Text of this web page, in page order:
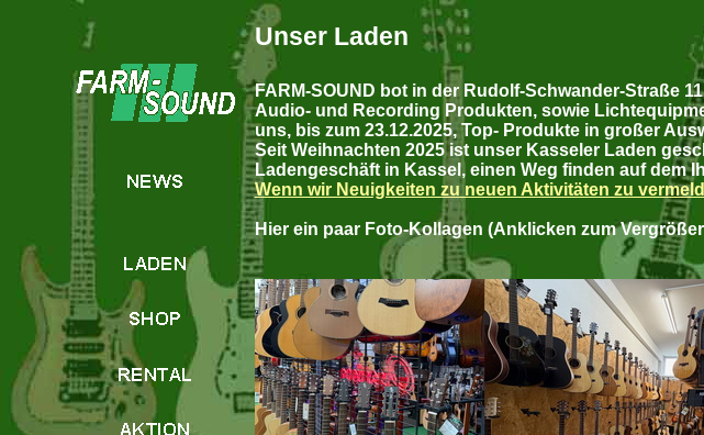
Unser Laden
FARM-SOUND bot in der Rudolf-Schwander-Straße
Audio- und Recording Produkten, sowie
uns, bis zum 23.12.2025, Top- Produkte in großer
Seit Weihnachten 2025 ist unser Kasseler Laden
Ladengeschäft in Kassel, einen Weg finden auf dem
Wenn wir Neuigkeiten zu neuen Aktivitäten zu
Hier ein paar Foto-Kollagen (Anklicken zum